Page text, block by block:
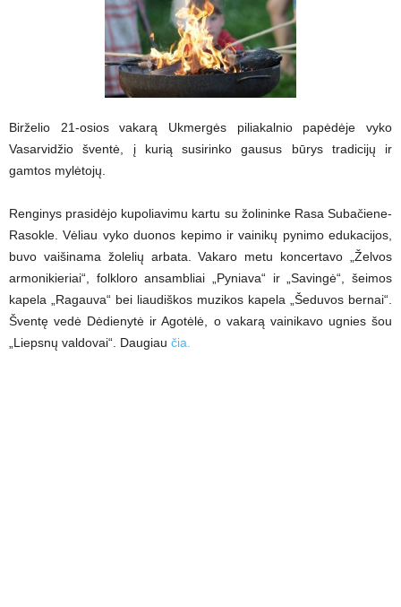
Birželio 21-osios vakarą Ukmergės piliakalnio papėdėje vyko
Vasarvidžio šventė, į kurią susirinko gausus būrys tradicijų ir
gamtos mylėtojų.
Renginys prasidėjo kupoliavimu kartu su žolininke Rasa Subačiene-
Rasokle. Vėliau vyko duonos kepimo ir vainikų pynimo edukacijos,
buvo vaišinama žolelių arbata. Vakaro metu koncertavo „Želvos
armonikieriai“, folkloro ansambliai „Pyniava“ ir „Savingė“, šeimos
kapela „Ragauva“ bei liaudiškos muzikos kapela „Šeduvos bernai“.
Šventę vedė Dėdienytė ir Agotėlė, o vakarą vainikavo ugnies šou
„Liepsnų valdovai“. Daugiau čia.